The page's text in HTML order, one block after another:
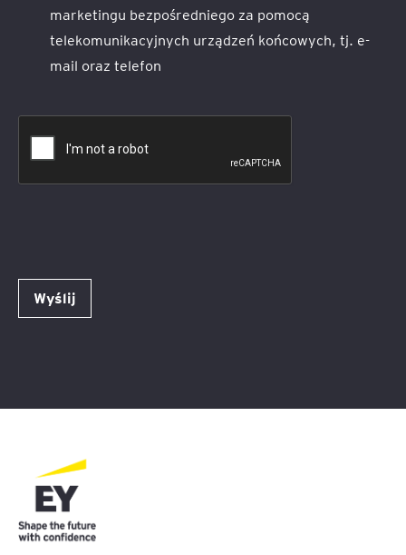
marketingu bezpośredniego za pomocą
telekomunikacyjnych urządzeń końcowych, tj. e-
mail oraz telefon
Wyślij